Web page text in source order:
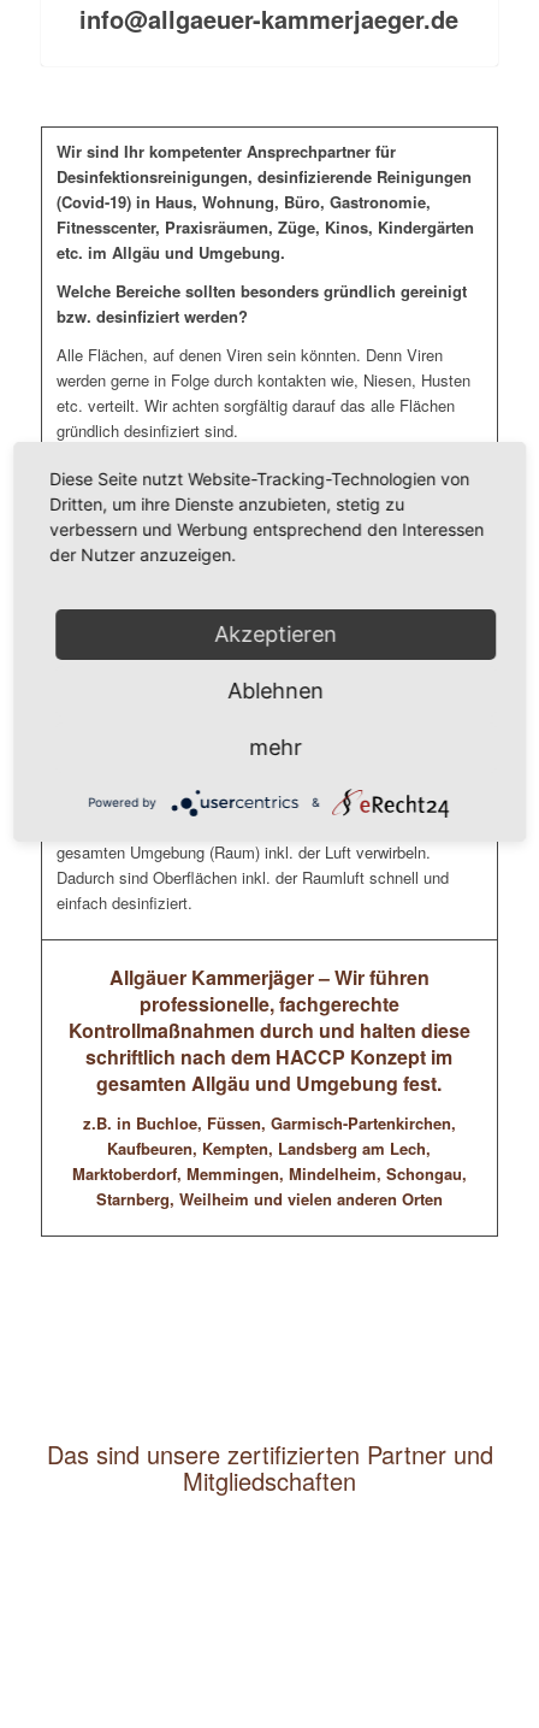
info@allgaeuer-kammerjaeger.de
Wir sind Ihr kompetenter Ansprechpartner für
Desinfektionsreinigungen, desinfizierende Reinigungen
(Covid-19) in Haus, Wohnung, Büro, Gastronomie,
Fitnesscenter, Praxisräumen, Züge, Kinos, Kindergärten
etc. im Allgäu und Umgebung.
Welche Bereiche sollten besonders gründlich gereinigt
bzw. desinfiziert werden?
Alle Flächen, auf denen Viren sein könnten. Denn Viren
werden gerne in Folge durch kontakten wie, Niesen, Husten
etc. verteilt. Wir achten sorgfältig darauf das alle Flächen
gründlich desinfiziert sind.
Da sich Viren für mehrere Tage auf Oberflächen halten kann.
Wir empfehlen folgende Maßnahmen:
Türklinken, Türgriffe, Fenstergriffe, Handläufe und Treppen
Umkleiden
Lichtschalter und Heizungsthermostate
und/oder Schädlingsbekämpfer) führen eine flächendeckende
die Gefahr einer Ansteckung deutlich reduziert. Dafür
gesamten Umgebung (Raum) inkl. der Luft verwirbeln.
Dadurch sind Oberflächen inkl. der Raumluft schnell und
einfach desinfiziert.
Allgäuer Kammerjäger – Wir führen
professionelle, fachgerechte
Kontrollmaßnahmen durch und halten diese
schriftlich nach dem HACCP Konzept im
gesamten Allgäu und Umgebung fest.
z.B. in Buchloe, Füssen, Garmisch-Partenkirchen,
Kaufbeuren, Kempten, Landsberg am Lech,
Marktoberdorf, Memmingen, Mindelheim, Schongau,
Starnberg, Weilheim und vielen anderen Orten
Das sind unsere zertifizierten Partner und
Mitgliedschaften
Diese Seite nutzt Website-Tracking-Technologien von
Dritten, um ihre Dienste anzubieten, stetig zu
verbessern und Werbung entsprechend den Interessen
der Nutzer anzuzeigen.
Akzeptieren
Ablehnen
mehr
Powered by &